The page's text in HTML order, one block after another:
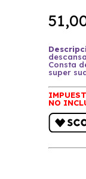
Consta
super
NO